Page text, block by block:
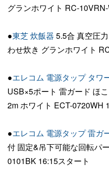
グランホワイト RC-
●東芝 炊飯器 5.5合 真空圧
わせ炊き グランホワイト
●エレコム 電源タップ タワ
USB×5ポート 雷ガード ほ
2m ホワイト ECT-0720WH
●エレコム 電源タップ 雷ガ
付 固定&吊下可能な回転パ
0101BK 16:15スタート